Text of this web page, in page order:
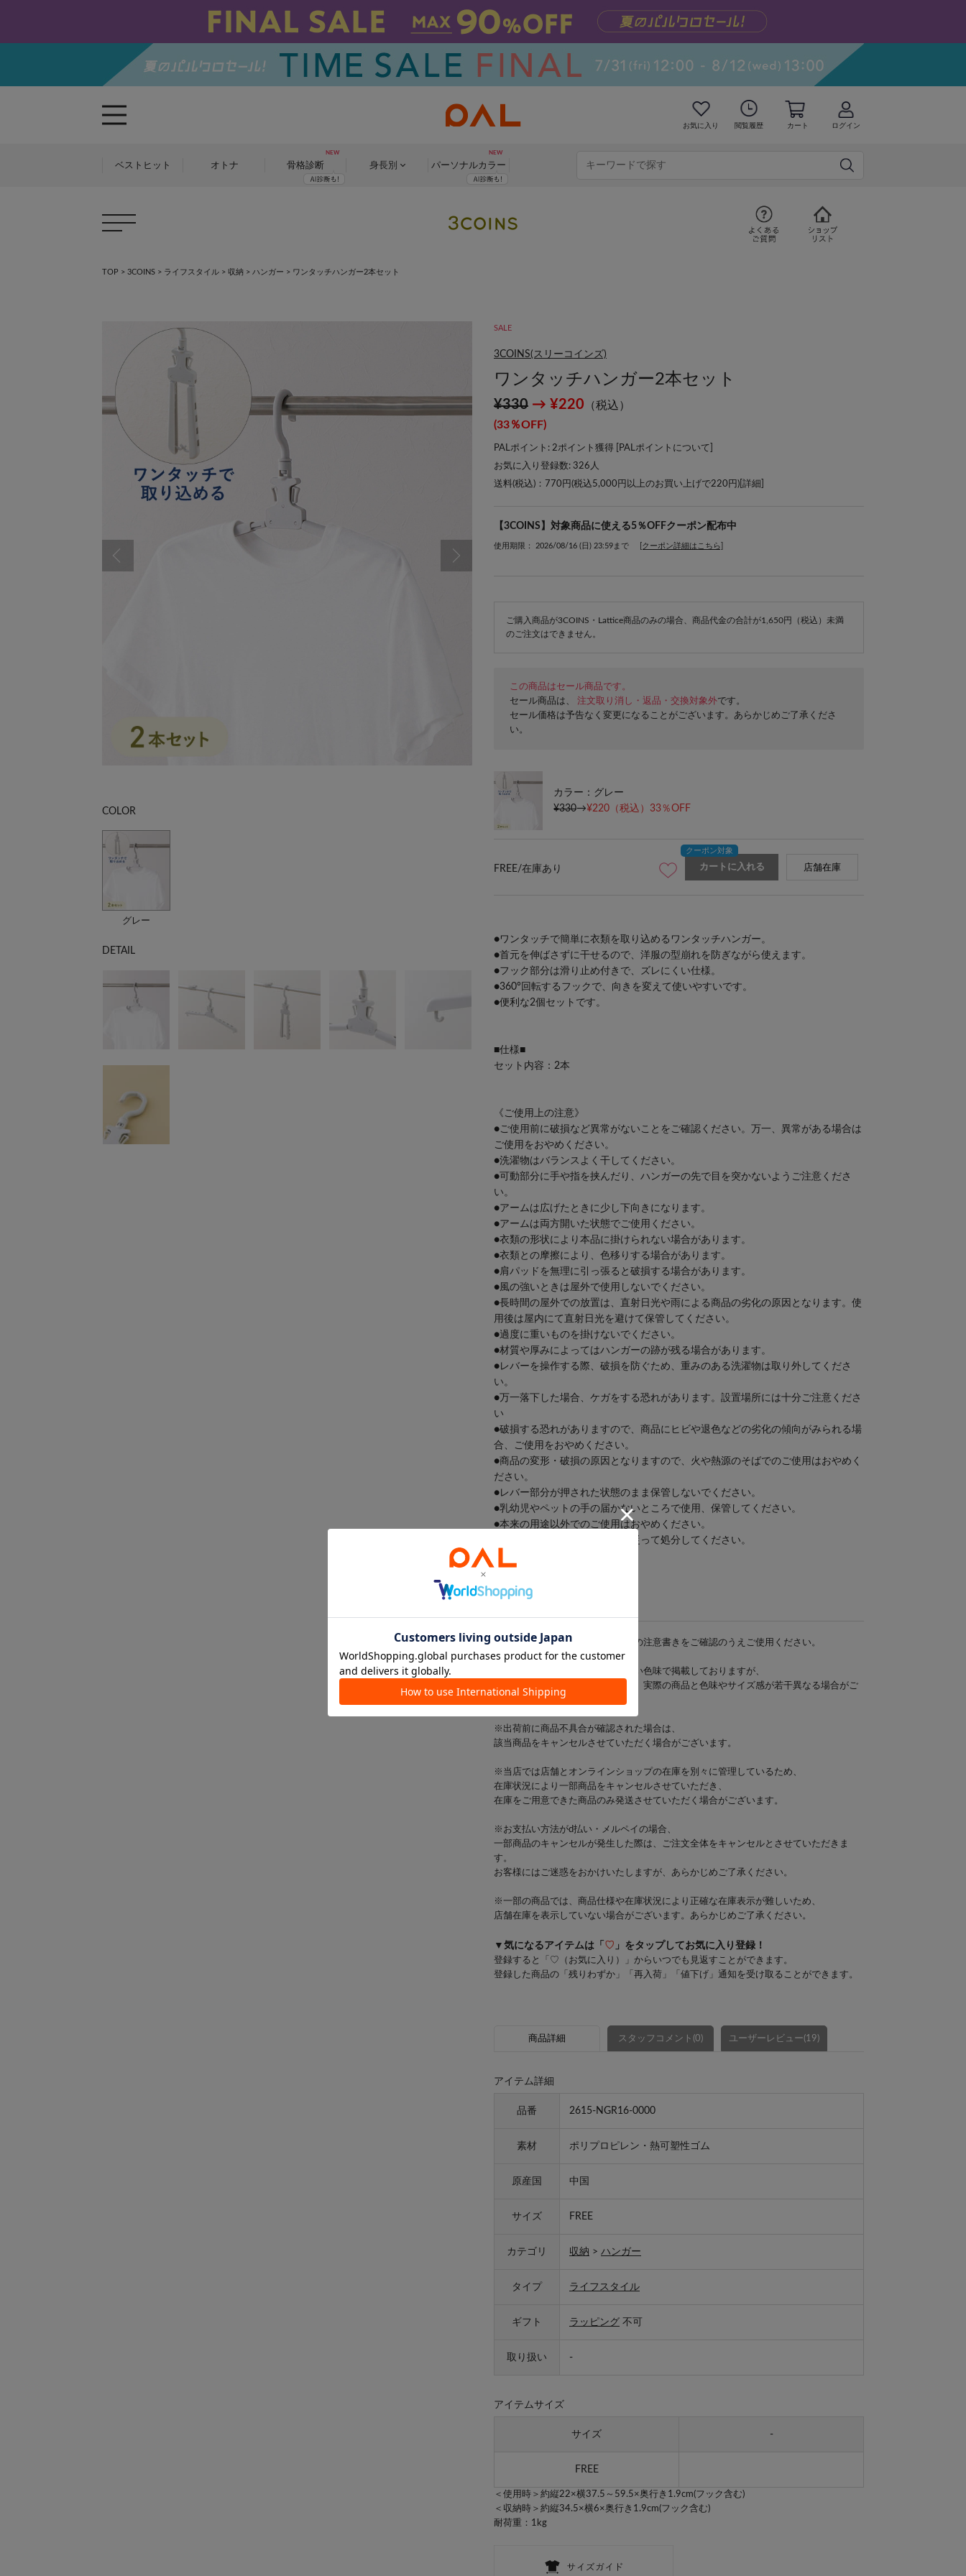
お気に入り 閲覧履歴 カート ログイン
ベストヒット オトナ 骨格診断 身長別 パーソナルカラー
TOP > 3COINS > ライフスタイル > 収納 > ハンガー > ワンタッチハンガー2本セット
COLOR
グレー
DETAIL
SALE
3COINS(スリーコインズ)
ワンタッチハンガー2本セット
¥330 → ¥220 （税込）
(33％OFF)
PALポイント: 2ポイント獲得 [ PALポイントについて
お気に入り登録数: 326 人
送料(税込)：770円(税込5,000円以上のお買い上げで220円)[ 詳細
【3COINS】対象商品に使える5％OFFクーポン配布中
使用期限： 2026/08/16 (日) 23:59まで [クーポン詳細はこちら]
ご購入商品が3COINS・Lattice商品のみの場合、商品代金の合計が1,650円（税込）未満
のご注文はできません。
この商品はセール商品です。
セール商品は、 注文取り消し・返品・交換対象外です。
セール価格は予告なく変更になることがございます。あらかじめご了承くださ
い。
カラー：グレー
¥330→¥220 （税込）33％OFF
FREE/在庫あり カートに入れる 店舗在庫
●ワンタッチで簡単に衣類を取り込めるワンタッチハンガー。
●首元を伸ばさずに干せるので、洋服の型崩れを防ぎながら使えます。
●フック部分は滑り止め付きで、ズレにくい仕様。
●360°回転するフックで、向きを変えて使いやすいです。
●便利な2個セットです。
■仕様■
セット内容：2本
《ご使用上の注意》
●ご使用前に破損など異常がないことをご確認ください。万一、異常がある場合は
ご使用をおやめください。
●洗濯物はバランスよく干してください。
●可動部分に手や指を挟んだり、ハンガーの先で目を突かないようご注意くださ
い。
●アームは広げたときに少し下向きになります。
●アームは両方開いた状態でご使用ください。
●衣類の形状により本品に掛けられない場合があります。
●衣類との摩擦により、色移りする場合があります。
●肩パッドを無理に引っ張ると破損する場合があります。
●風の強いときは屋外で使用しないでください。
●長時間の屋外での放置は、直射日光や雨による商品の劣化の原因となります。使
用後は屋内にて直射日光を避けて保管してください。
●過度に重いものを掛けないでください。
●材質や厚みによってはハンガーの跡が残る場合があります。
●レバーを操作する際、破損を防ぐため、重みのある洗濯物は取り外してくださ
い。
●万一落下した場合、ケガをする恐れがあります。設置場所には十分ご注意くださ
い
●破損する恐れがありますので、商品にヒビや退色などの劣化の傾向がみられる場
合、ご使用をおやめください。
●商品の変形・破損の原因となりますので、火や熱源のそばでのご使用はおやめく
ださい。
●レバー部分が押された状態のまま保管しないでください。
●乳幼児やペットの手の届かないところで使用、保管してください。
●本来の用途以外でのご使用はおやめください。
●廃棄の際は各自治体の指示に従って処分してください。
※ご使用前に、パッケージに記載の注意書きをご確認のうえご使用ください。
※商品画像はできる限り実物に近い色味で掲載しておりますが、
光の当たり方やご覧の環境により、実際の商品と色味やサイズ感が若干異なる場合がご
ざいます。
※出荷前に商品不具合が確認された場合は、
該当商品をキャンセルさせていただく場合がございます。
※当店では店舗とオンラインショップの在庫を別々に管理しているため、
在庫状況により一部商品をキャンセルさせていただき、
在庫をご用意できた商品のみ発送させていただく場合がございます。
※お支払い方法がd払い・メルペイの場合、
一部商品のキャンセルが発生した際は、ご注文全体をキャンセルとさせていただきま
す。
お客様にはご迷惑をおかけいたしますが、あらかじめご了承ください。
※一部の商品では、商品仕様や在庫状況により正確な在庫表示が難しいため、
店舗在庫を表示していない場合がございます。あらかじめご了承ください。
▼気になるアイテムは「 ♡ 」をタップしてお気に入り登録！
登録すると「♡（お気に入り）」からいつでも見返すことができます。
登録した商品の「残りわずか」「再入荷」「値下げ」通知を受け取ることができます。
商品詳細 スタッフコメント(0) ユーザーレビュー(19)
アイテム詳細
品番 2615-NGR16-0000
素材 ポリプロピレン・熱可塑性ゴム
原産国 中国
サイズ FREE
カテゴリ 収納 > ハンガー
タイプ ライフスタイル
ギフト ラッピング 不可
取り扱い -
アイテムサイズ
サイズ -
FREE
＜使用時＞約縦22×横37.5～59.5×奥行き1.9cm(フック含む)
＜収納時＞約縦34.5×横6×奥行き1.9cm(フック含む)
耐荷重：1kg